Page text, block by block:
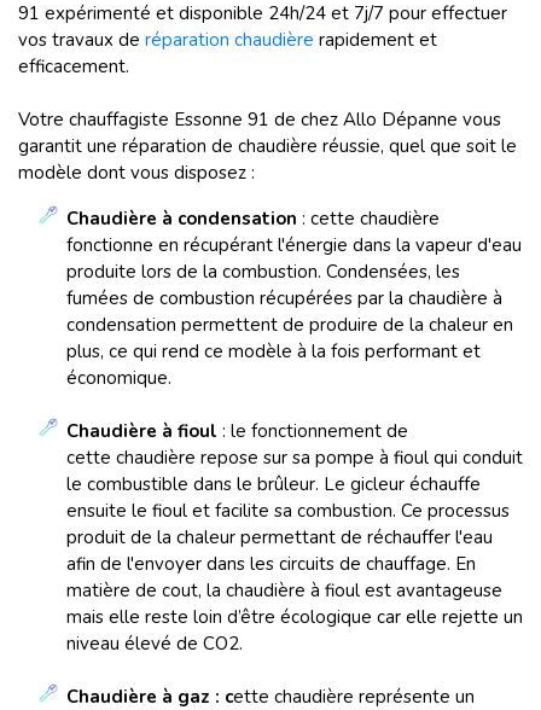
91 expérimenté et disponible 24h/24 et 7j/7 pour effectuer
vos travaux de réparation chaudière rapidement et
efficacement.
Votre chauffagiste Essonne 91 de chez Allo Dépanne vous
garantit une réparation de chaudière réussie, quel que soit le
modèle dont vous disposez :
Chaudière à condensation : cette chaudière
fonctionne en récupérant l'énergie dans la vapeur d'eau
produite lors de la combustion. Condensées, les
fumées de combustion récupérées par la chaudière à
condensation permettent de produire de la chaleur en
plus, ce qui rend ce modèle à la fois performant et
économique.
Chaudière à fioul : le fonctionnement de
cette chaudière repose sur sa pompe à fioul qui conduit
le combustible dans le brûleur. Le gicleur échauffe
ensuite le fioul et facilite sa combustion. Ce processus
produit de la chaleur permettant de réchauffer l'eau
afin de l'envoyer dans les circuits de chauffage. En
matière de cout, la chaudière à fioul est avantageuse
mais elle reste loin d’être écologique car elle rejette un
niveau élevé de CO2.
Chaudière à gaz : cette chaudière représente un